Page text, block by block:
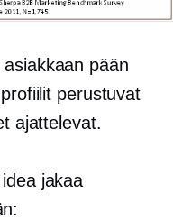
pään
perustuvat
ajattelevat.
jakaa